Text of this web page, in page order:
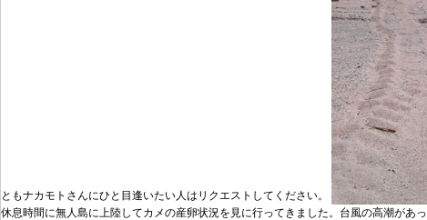
ともナカモトさんにひと目逢いたい人はリクエストしてください。
休息時間に無人島に上陸してカメの産卵状況を見に行ってきました。台風の高潮があ